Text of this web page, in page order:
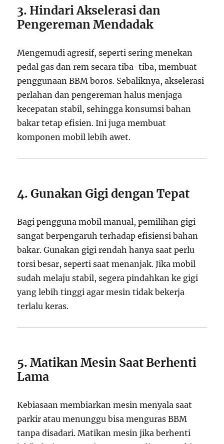
3. Hindari Akselerasi dan
Pengereman Mendadak
Mengemudi agresif, seperti sering menekan
pedal gas dan rem secara tiba-tiba, membuat
penggunaan BBM boros. Sebaliknya, akselerasi
perlahan dan pengereman halus menjaga
kecepatan stabil, sehingga konsumsi bahan
bakar tetap efisien. Ini juga membuat
komponen mobil lebih awet.
4. Gunakan Gigi dengan Tepat
Bagi pengguna mobil manual, pemilihan gigi
sangat berpengaruh terhadap efisiensi bahan
bakar. Gunakan gigi rendah hanya saat perlu
torsi besar, seperti saat menanjak. Jika mobil
sudah melaju stabil, segera pindahkan ke gigi
yang lebih tinggi agar mesin tidak bekerja
terlalu keras.
5. Matikan Mesin Saat Berhenti
Lama
Kebiasaan membiarkan mesin menyala saat
parkir atau menunggu bisa menguras BBM
tanpa disadari. Matikan mesin jika berhenti